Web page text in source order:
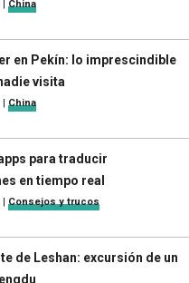
| China
en Pekín: lo imprescindible
visita
| China
para traducir
en tiempo real
| Consejos y trucos
de Leshan: excursión de un